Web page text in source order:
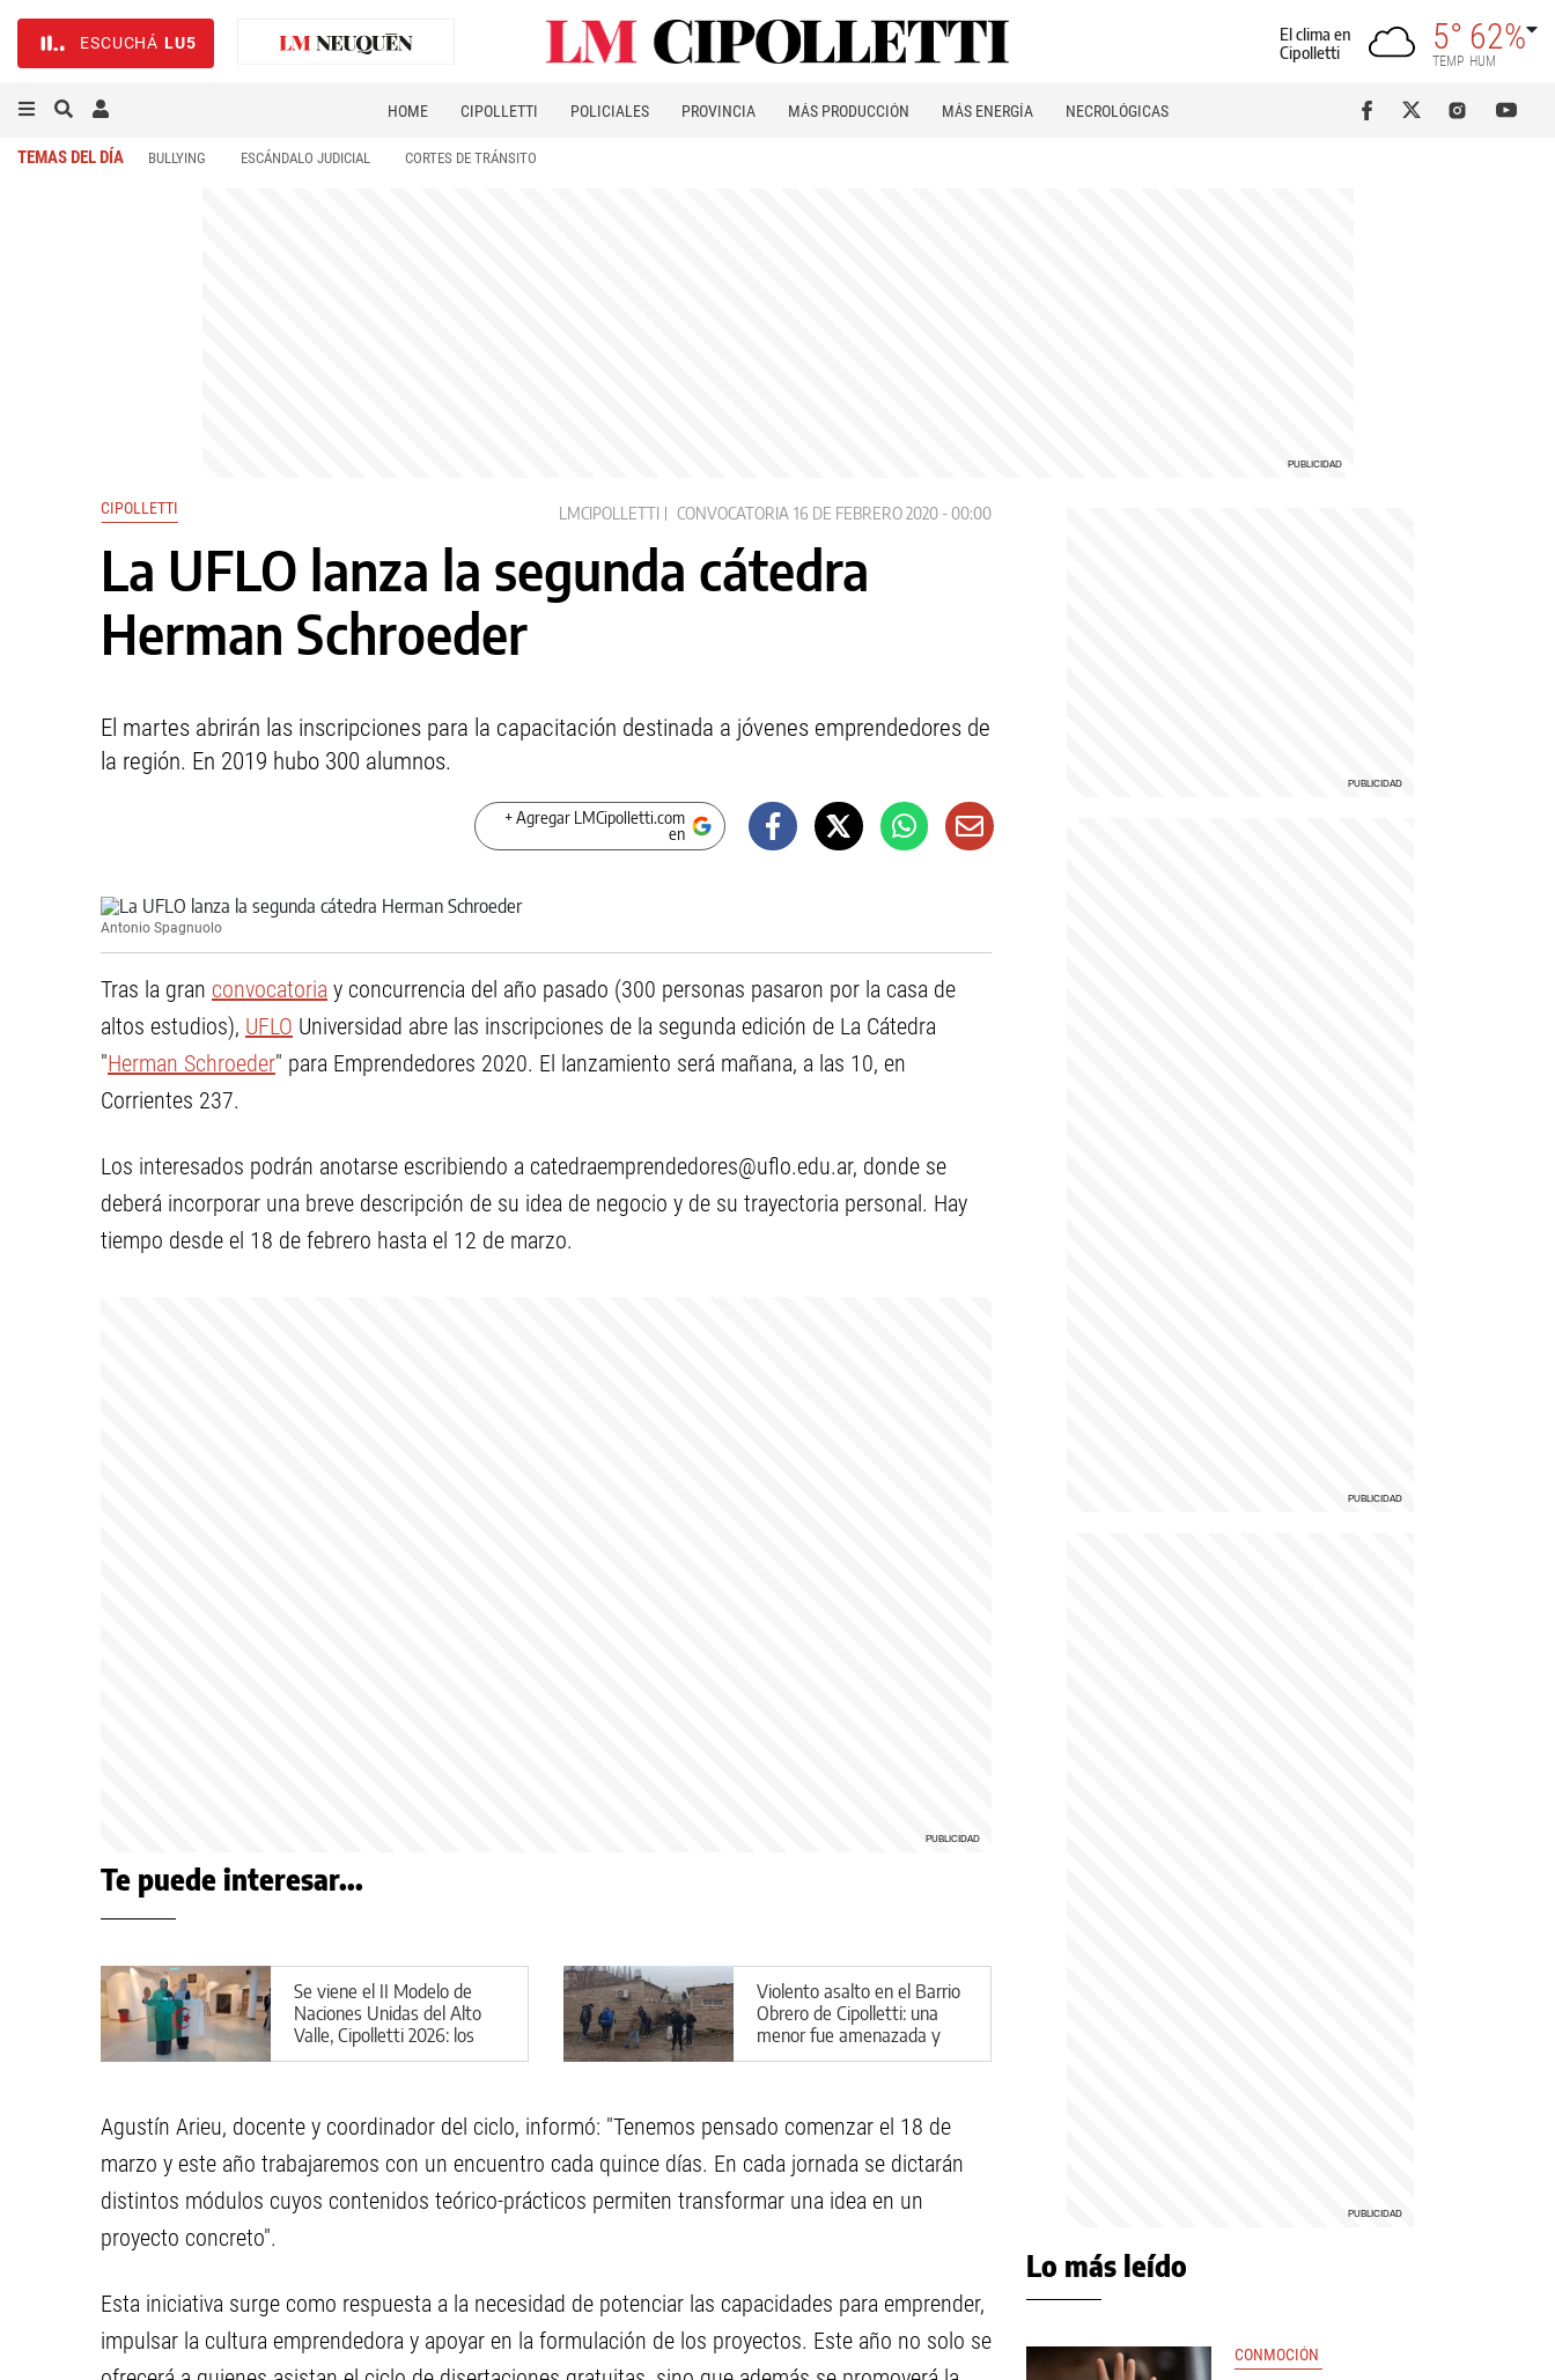
ESCUCHÁ LU5
El clima en
Cipolletti
5°
TEMP
62%
HUM
HOME CIPOLLETTI POLICIALES PROVINCIA MÁS PRODUCCIÓN MÁS ENERGÍA NECROLÓGICAS
TEMAS DEL DÍA BULLYING ESCÁNDALO JUDICIAL CORTES DE TRÁNSITO
CIPOLLETTI LMCIPOLLETTI CONVOCATORIA 16 DE FEBRERO 2020 - 00:00
La UFLO lanza la segunda cátedra
Herman Schroeder
El martes abrirán las inscripciones para la capacitación destinada a jóvenes emprendedores de
la región. En 2019 hubo 300 alumnos.
+ Agregar LMCipolletti.com
en
Antonio Spagnuolo
Tras la gran convocatoria y concurrencia del año pasado (300 personas pasaron por la casa de
altos estudios), UFLO Universidad abre las inscripciones de la segunda edición de La Cátedra
"Herman Schroeder" para Emprendedores 2020. El lanzamiento será mañana, a las 10, en
Corrientes 237.
Los interesados podrán anotarse escribiendo a catedraemprendedores@uflo.edu.ar, donde se
deberá incorporar una breve descripción de su idea de negocio y de su trayectoria personal. Hay
tiempo desde el 18 de febrero hasta el 12 de marzo.
Te puede interesar...
Se viene el II Modelo de
Naciones Unidas del Alto
Valle, Cipolletti 2026: los
detalles
Violento asalto en el Barrio
Obrero de Cipolletti: una
menor fue amenazada y
encerrada
Agustín Arieu, docente y coordinador del ciclo, informó: "Tenemos pensado comenzar el 18 de
marzo y este año trabajaremos con un encuentro cada quince días. En cada jornada se dictarán
distintos módulos cuyos contenidos teórico-prácticos permiten transformar una idea en un
proyecto concreto".
Esta iniciativa surge como respuesta a la necesidad de potenciar las capacidades para emprender,
impulsar la cultura emprendedora y apoyar en la formulación de los proyectos. Este año no solo se
Lo más leído
CONMOCIÓN